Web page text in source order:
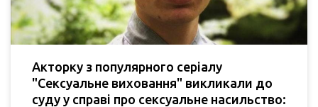
Акторку з популярного серіалу
"Сексуальне виховання" викликали до
суду у справі про сексуальне насильство: